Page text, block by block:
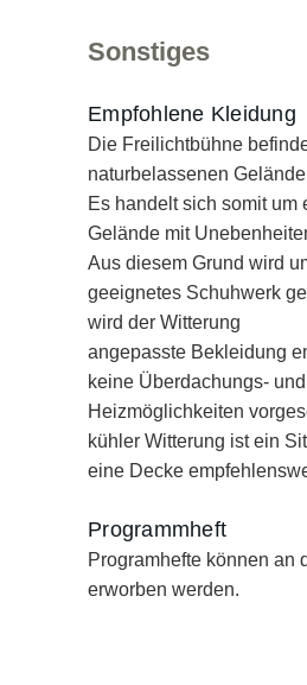
Sonstiges
Empfohlene Kleidung
Die Freilichtbühne
naturbelassenen
Es handelt sich somit um
Gelände mit
Aus diesem Grund wird
geeignetes Schuhwerk
wird der Witterung
angepasste Bekleidung
keine Überdachungs- und
Heizmöglichkeiten
kühler Witterung ist ein
eine Decke
Programmheft
Programhefte können an
erworben werden.